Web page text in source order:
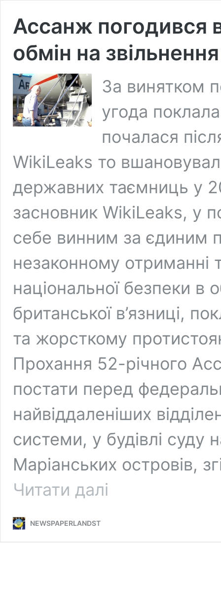
Ассанж погодився
обмін на звільнення
За винятком
угода
почалася
WikiLeaks то
державних таємниць у
засновник WikiLeaks, у
себе винним за єдиним
незаконному отриманні
національної безпеки в
британської в’язниці,
та жорсткому
Прохання 52-річного
постати перед
найвіддаленіших
системи, у будівлі суду
Маріанських островів,
Читати далі
обмін
NEWSPAPERLANDST